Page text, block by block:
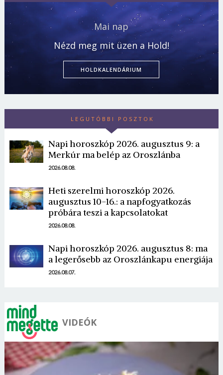
Mai nap
Nézd meg mit üzen a Hold!
HOLDKALENDÁRIUM
LEGUTÓBBI POSZTOK
Napi horoszkóp 2026. augusztus 9: a
Merkúr ma belép az Oroszlánba
2026.08.08.
Heti szerelmi horoszkóp 2026.
augusztus 10-16.: a napfogyatkozás
próbára teszi a kapcsolatokat
2026.08.08.
Napi horoszkóp 2026. augusztus 8: ma
a legerősebb az Oroszlánkapu energiája
2026.08.07.
VIDEÓK
Borsonline bejelentkezés
E-mail cím vagy felhasználónév
Jelszó